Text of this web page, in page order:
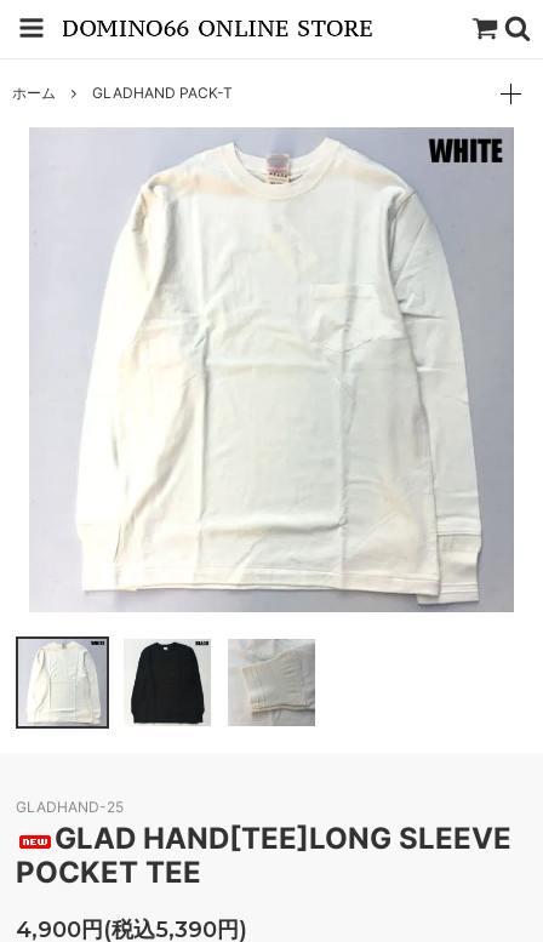
ホーム GLADHAND PACK-T
GLADHAND-25
GLAD HAND[TEE]LONG SLEEVE
POCKET TEE
4,900円(税込5,390円)